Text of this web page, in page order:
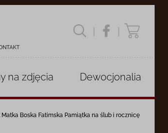
| |
na zdjęcia Dewocjonalia
Matka Boska Fatimska Pamiątka na ślub i rocznicę